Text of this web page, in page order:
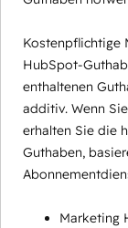
Kostenpflichtige
HubSpot-
enthaltenen
additiv. Wenn
erhalten Sie die
Guthaben,
Marketing